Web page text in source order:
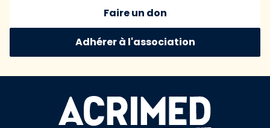
Faire un don
Adhérer à l'association